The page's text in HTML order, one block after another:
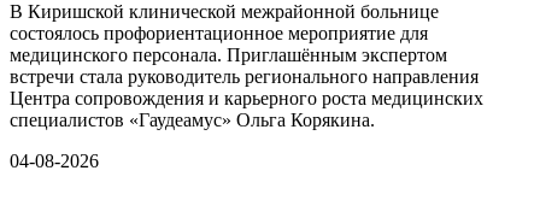
В Киришской клинической межрайонной больнице
состоялось профориентационное мероприятие для
медицинского персонала. Приглашённым экспертом
встречи стала руководитель регионального направления
Центра сопровождения и карьерного роста медицинских
специалистов «Гаудеамус» Ольга Корякина.
04-08-2026